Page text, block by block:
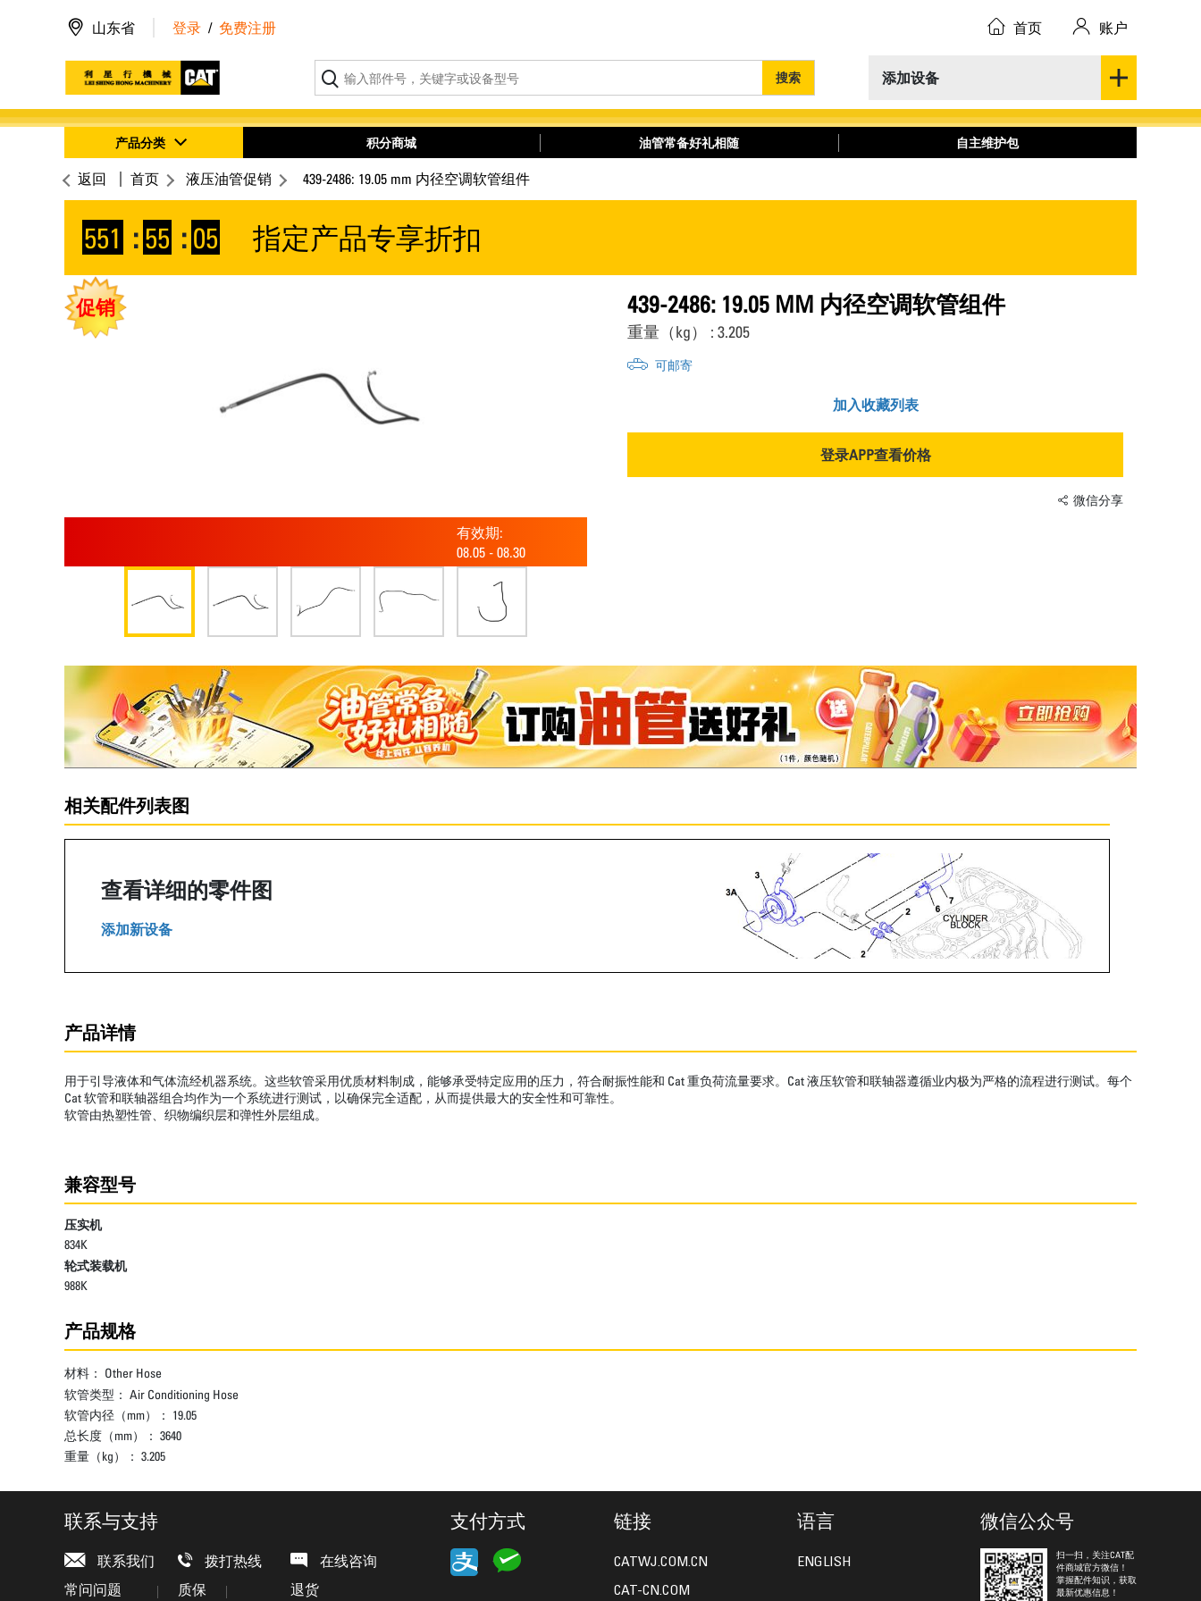
添加设备
搜索
山东省 登录 / 免费注册 首页 账户
产品分类 积分商城 油管常备好礼相随 自主维护包
返回 首页 液压油管促销 439-2486: 19.05 mm 内径空调软管组件
551 : 55 : 04 指定产品专享折扣
促销
有效期:
08.05 - 08.30
439-2486: 19.05 MM 内径空调软管组件
重量（kg） : 3.205
可邮寄
加入收藏列表
登录APP查看价格
微信分享
相关配件列表图
查看详细的零件图
添加新设备
产品详情
用于引导液体和气体流经机器系统。这些软管采用优质材料制成，能够承受特定应用的压力，符合耐振性能和 Cat 重负荷流量要求。Cat 液压软管和联轴器遵循业内极为严格的流程进行测试。每个
Cat 软管和联轴器组合均作为一个系统进行测试，以确保完全适配，从而提供最大的安全性和可靠性。
软管由热塑性管、织物编织层和弹性外层组成。
兼容型号
压实机
834K
轮式装载机
988K
产品规格
材料： Other Hose
软管类型： Air Conditioning Hose
软管内径（mm）： 19.05
总长度（mm）： 3640
重量（kg）： 3.205
联系与支持
联系我们 拨打热线
在线咨询
常问问题
质保 退货
支付方式 链接
CATWJ.COM.CN
CAT-CN.COM
语言
ENGLISH
微信公众号
扫一扫，关注CAT配
件商城官方微信！
掌握配件知识，获取
最新优惠信息！